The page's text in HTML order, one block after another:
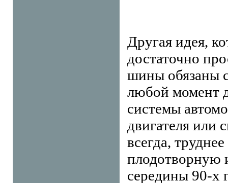
Другая идея,
достаточно
шины обязаны
любой момент
системы
двигателя или
всегда,
плодотворную
середины 90-х